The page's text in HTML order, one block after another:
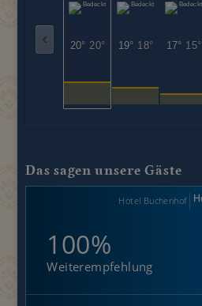
20° 20° 19° 18° 17° 15°
Das sagen unsere Gäste
Hotel Buchenhof
100%
Weiterempfehlung